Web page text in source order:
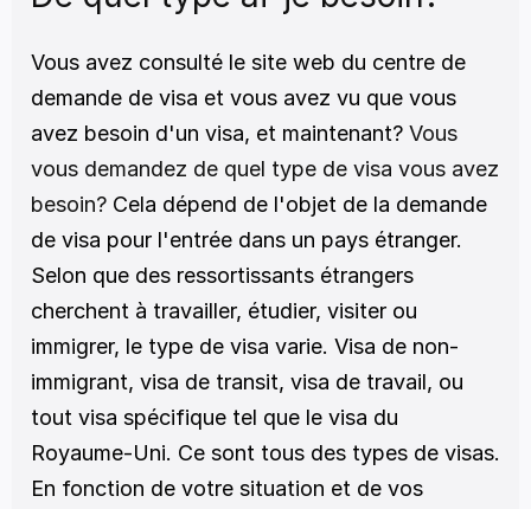
Vous avez consulté le site web du centre de
demande de visa et vous avez vu que vous
avez besoin d'un visa, et maintenant? Vous
vous demandez de quel type de visa vous avez
besoin? Cela dépend de l'objet de la demande
de visa pour l'entrée dans un pays étranger.
Selon que des ressortissants étrangers
cherchent à travailler, étudier, visiter ou
immigrer, le type de visa varie. Visa de non-
immigrant, visa de transit, visa de travail, ou
tout visa spécifique tel que le visa du
Royaume-Uni. Ce sont tous des types de visas.
En fonction de votre situation et de vos